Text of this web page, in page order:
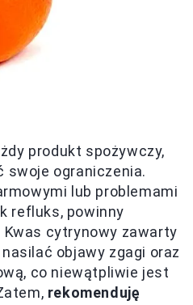
produkt spożywczy,
swoje ograniczenia.
lub problemami
refluks, powinny
cytrynowy zawarty
objawy zgagi oraz
co niewątpliwie jest
rekomenduję